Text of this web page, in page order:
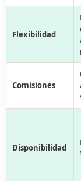
Flexibilidad
Comisiones
Disponibilidad